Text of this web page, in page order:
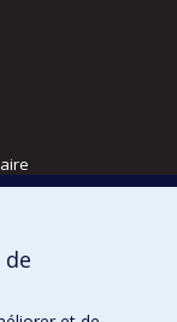
de